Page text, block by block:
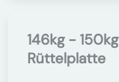
146kg - 150kg
Rüttelplatte